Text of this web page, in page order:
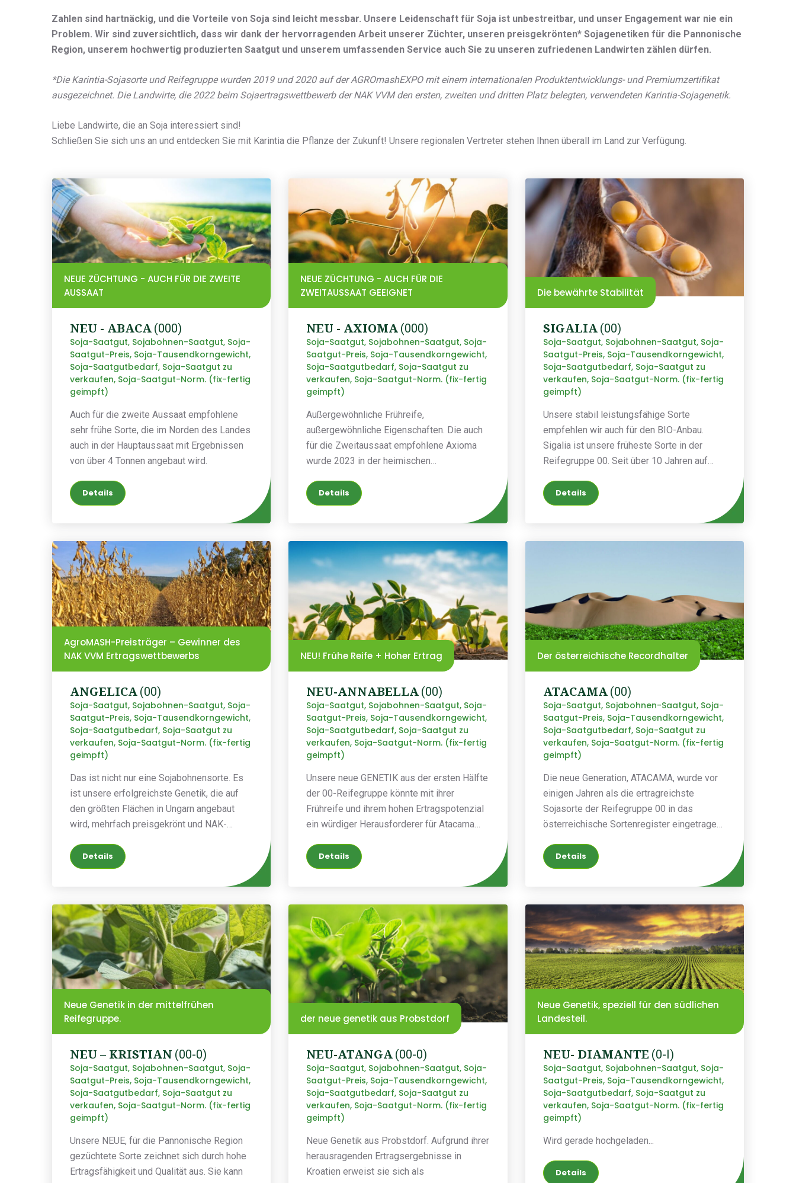
Zahlen sind hartnäckig, und die Vorteile von Soja sind leicht messbar. Unsere Leidenschaft für Soja ist unbestreitbar, und unser Engagement war nie ein
Problem. Wir sind zuversichtlich, dass wir dank der hervorragenden Arbeit unserer Züchter, unseren preisgekrönten* Sojagenetiken für die Pannonische
Region, unserem hochwertig produzierten Saatgut und unserem umfassenden Service auch Sie zu unseren zufriedenen Landwirten zählen dürfen.
*Die Karintia-Sojasorte und Reifegruppe wurden 2019 und 2020 auf der AGROmashEXPO mit einem internationalen Produktentwicklungs- und Premiumzertifikat
ausgezeichnet. Die Landwirte, die 2022 beim Sojaertragswettbewerb der NAK VVM den ersten, zweiten und dritten Platz belegten, verwendeten Karintia-Sojagenetik.
Liebe Landwirte, die an Soja interessiert sind!
Schließen Sie sich uns an und entdecken Sie mit Karintia die Pflanze der Zukunft! Unsere regionalen Vertreter stehen Ihnen überall im Land zur Verfügung.
NEUE ZÜCHTUNG - AUCH FÜR DIE ZWEITE
AUSSAAT
NEU - ABACA (000)
Soja-Saatgut, Sojabohnen-Saatgut, Soja-
Saatgut-Preis, Soja-Tausendkorngewicht,
Soja-Saatgutbedarf, Soja-Saatgut zu
verkaufen, Soja-Saatgut-Norm. (fix-fertig
geimpft)
Auch für die zweite Aussaat empfohlene
sehr frühe Sorte, die im Norden des Landes
auch in der Hauptaussaat mit Ergebnissen
von über 4 Tonnen angebaut wird.
Details
NEUE ZÜCHTUNG - AUCH FÜR DIE
ZWEITAUSSAAT GEEIGNET
NEU - AXIOMA (000)
Soja-Saatgut, Sojabohnen-Saatgut, Soja-
Saatgut-Preis, Soja-Tausendkorngewicht,
Soja-Saatgutbedarf, Soja-Saatgut zu
verkaufen, Soja-Saatgut-Norm. (fix-fertig
geimpft)
Außergewöhnliche Frühreife,
außergewöhnliche Eigenschaften. Die auch
für die Zweitaussaat empfohlene Axioma
wurde 2023 in der heimischen
Details
Die bewährte Stabilität
SIGALIA (00)
Soja-Saatgut, Sojabohnen-Saatgut, Soja-
Saatgut-Preis, Soja-Tausendkorngewicht,
Soja-Saatgutbedarf, Soja-Saatgut zu
verkaufen, Soja-Saatgut-Norm. (fix-fertig
geimpft)
Unsere stabil leistungsfähige Sorte
empfehlen wir auch für den BIO-Anbau.
Sigalia ist unsere früheste Sorte in der
Reifegruppe 00. Seit über 10 Jahren auf
Sorte nach wie vor großer Beliebtheit
aufgrund ihrer bewährten Genetik.
Details
AgroMASH-Preisträger – Gewinner des
NAK VVM Ertragswettbewerbs
ANGELICA (00)
Soja-Saatgut, Sojabohnen-Saatgut, Soja-
Saatgut-Preis, Soja-Tausendkorngewicht,
Soja-Saatgutbedarf, Soja-Saatgut zu
verkaufen, Soja-Saatgut-Norm. (fix-fertig
geimpft)
Das ist nicht nur eine Sojabohnensorte. Es
ist unsere erfolgreichste Genetik, die auf
den größten Flächen in Ungarn angebaut
wird, mehrfach preisgekrönt und NAK-
sogar Erträge von bis zu 6 Tonnen!
Details
NEU! Frühe Reife + Hoher Ertrag
NEU-ANNABELLA (00)
Soja-Saatgut, Sojabohnen-Saatgut, Soja-
Saatgut-Preis, Soja-Tausendkorngewicht,
Soja-Saatgutbedarf, Soja-Saatgut zu
verkaufen, Soja-Saatgut-Norm. (fix-fertig
geimpft)
Unsere neue GENETIK aus der ersten Hälfte
der 00-Reifegruppe könnte mit ihrer
Frühreife und ihrem hohen Ertragspotenzial
ein würdiger Herausforderer für Atacama
Details
Der österreichische Recordhalter
ATACAMA (00)
Soja-Saatgut, Sojabohnen-Saatgut, Soja-
Saatgut-Preis, Soja-Tausendkorngewicht,
Soja-Saatgutbedarf, Soja-Saatgut zu
verkaufen, Soja-Saatgut-Norm. (fix-fertig
geimpft)
Die neue Generation, ATACAMA, wurde vor
einigen Jahren als die ertragreichste
Sojasorte der Reifegruppe 00 in das
österreichische Sortenregister eingetragen.
Ungarn unter Beweis gestellt.
Details
Neue Genetik in der mittelfrühen
Reifegruppe.
NEU – KRISTIAN (00-0)
Soja-Saatgut, Sojabohnen-Saatgut, Soja-
Saatgut-Preis, Soja-Tausendkorngewicht,
Soja-Saatgutbedarf, Soja-Saatgut zu
verkaufen, Soja-Saatgut-Norm. (fix-fertig
geimpft)
Unsere NEUE, für die Pannonische Region
gezüchtete Sorte zeichnet sich durch hohe
Ertragsfähigkeit und Qualität aus. Sie kann
der neue genetik aus Probstdorf
NEU-ATANGA (00-0)
Soja-Saatgut, Sojabohnen-Saatgut, Soja-
Saatgut-Preis, Soja-Tausendkorngewicht,
Soja-Saatgutbedarf, Soja-Saatgut zu
verkaufen, Soja-Saatgut-Norm. (fix-fertig
geimpft)
Neue Genetik aus Probstdorf. Aufgrund ihrer
herausragenden Ertragsergebnisse in
Kroatien erweist sie sich als
Neue Genetik, speziell für den südlichen
Landesteil.
NEU- DIAMANTE (0-I)
Soja-Saatgut, Sojabohnen-Saatgut, Soja-
Saatgut-Preis, Soja-Tausendkorngewicht,
Soja-Saatgutbedarf, Soja-Saatgut zu
verkaufen, Soja-Saatgut-Norm. (fix-fertig
geimpft)
Wird gerade hochgeladen...
Details